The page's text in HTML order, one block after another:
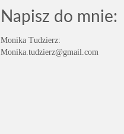
Napisz do mnie:
Monika Tudzierz:
Monika.tudzierz@gmail.com